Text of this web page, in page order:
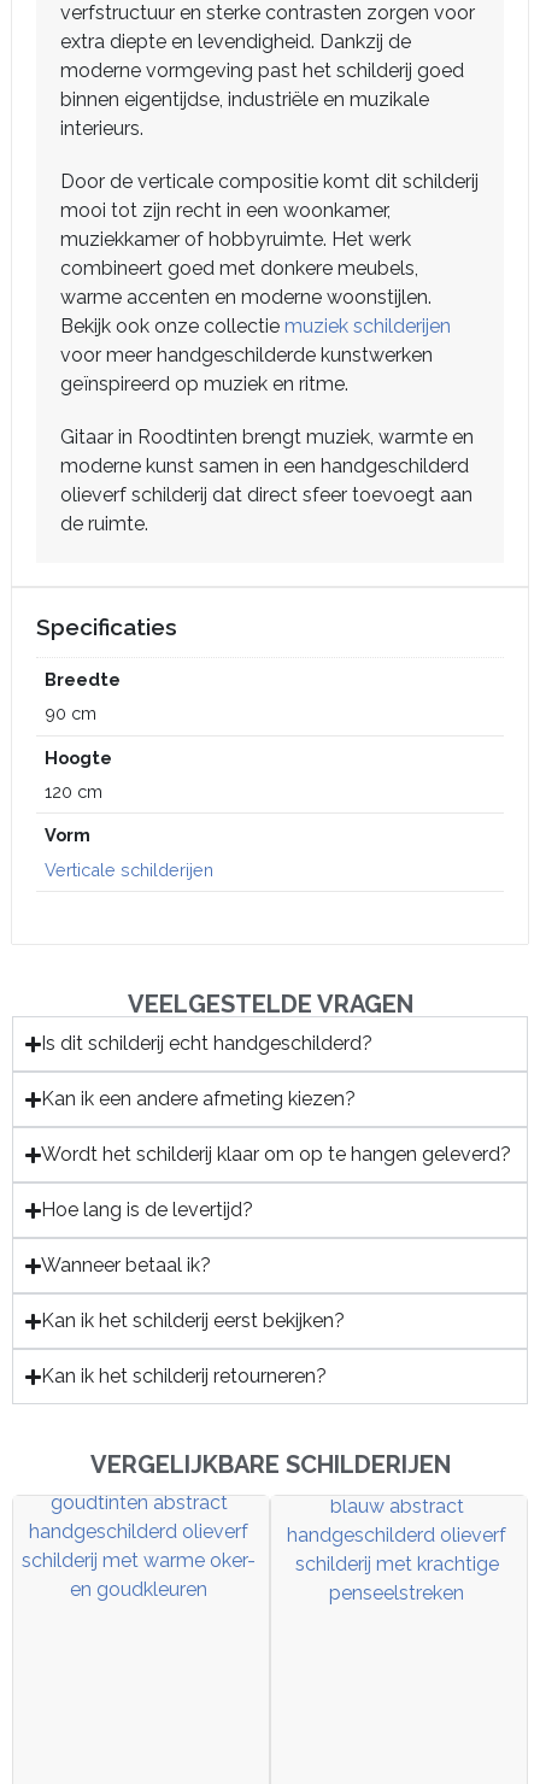
verfstructuur en sterke contrasten zorgen voor
extra diepte en levendigheid. Dankzij de
moderne vormgeving past het schilderij goed
binnen eigentijdse, industriële en muzikale
interieurs.
Door de verticale compositie komt dit schilderij
mooi tot zijn recht in een woonkamer,
muziekkamer of hobbyruimte. Het werk
combineert goed met donkere meubels,
warme accenten en moderne woonstijlen.
Bekijk ook onze collectie muziek schilderijen
voor meer handgeschilderde kunstwerken
geïnspireerd op muziek en ritme.
Gitaar in Roodtinten brengt muziek, warmte en
moderne kunst samen in een handgeschilderd
olieverf schilderij dat direct sfeer toevoegt aan
de ruimte.
Specificaties
Breedte
90 cm
Hoogte
120 cm
Vorm
Verticale schilderijen
VEELGESTELDE VRAGEN
Is dit schilderij echt handgeschilderd?
Kan ik een andere afmeting kiezen?
Wordt het schilderij klaar om op te hangen geleverd?
Hoe lang is de levertijd?
Wanneer betaal ik?
Kan ik het schilderij eerst bekijken?
Kan ik het schilderij retourneren?
VERGELIJKBARE SCHILDERIJEN